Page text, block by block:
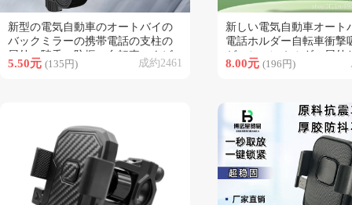
類似商品
新型の電気自動車のオートバイの
バックミラーの携帯電話の支柱の
屋外の騎乗の防振の自転車のナビ
ゲーション・ブラケットの工場
5.50元 (135円) 成約2461
類似商品
新しい電気自動車オート
電話ホルダー自転車衝撃
ゲーションホルダー屋外
ング携帯電話ホルダーホ
8.00元 (196円)